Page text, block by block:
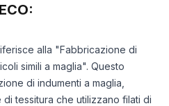
alla "Fabbricazione di
simili a maglia". Questo
di indumenti a maglia,
tessitura che utilizzano filati di